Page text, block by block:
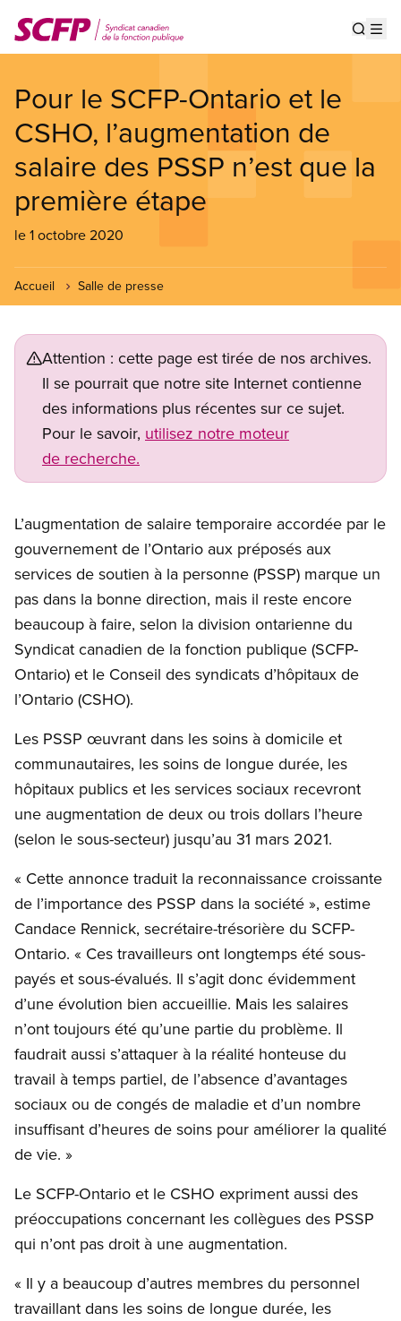
au
contenu
Pour le SCFP-Ontario et le
CSHO, l’augmentation de
salaire des PSSP n’est que la
première étape
le 1 octobre 2020
Accueil Salle de presse
Attention : cette page est tirée de nos archives.
Il se pourrait que notre site Internet contienne
des informations plus récentes sur ce sujet.
Pour le savoir, utilisez notre moteur
de recherche.
L’augmentation de salaire temporaire accordée par le
gouvernement de l’Ontario aux préposés aux
services de soutien à la personne (PSSP) marque un
pas dans la bonne direction, mais il reste encore
beaucoup à faire, selon la division ontarienne du
Syndicat canadien de la fonction publique (SCFP-
Ontario) et le Conseil des syndicats d’hôpitaux de
l’Ontario (CSHO).
Les PSSP œuvrant dans les soins à domicile et
communautaires, les soins de longue durée, les
hôpitaux publics et les services sociaux recevront
une augmentation de deux ou trois dollars l’heure
(selon le sous-secteur) jusqu’au 31 mars 2021.
« Cette annonce traduit la reconnaissance croissante
de l’importance des PSSP dans la société », estime
Candace Rennick, secrétaire-trésorière du SCFP-
Ontario. « Ces travailleurs ont longtemps été sous-
payés et sous-évalués. Il s’agit donc évidemment
d’une évolution bien accueillie. Mais les salaires
n’ont toujours été qu’une partie du problème. Il
faudrait aussi s’attaquer à la réalité honteuse du
travail à temps partiel, de l’absence d’avantages
sociaux ou de congés de maladie et d’un nombre
insuffisant d’heures de soins pour améliorer la qualité
de vie. »
Le SCFP-Ontario et le CSHO expriment aussi des
préoccupations concernant les collègues des PSSP
qui n’ont pas droit à une augmentation.
« Il y a beaucoup d’autres membres du personnel
travaillant dans les soins de longue durée, les